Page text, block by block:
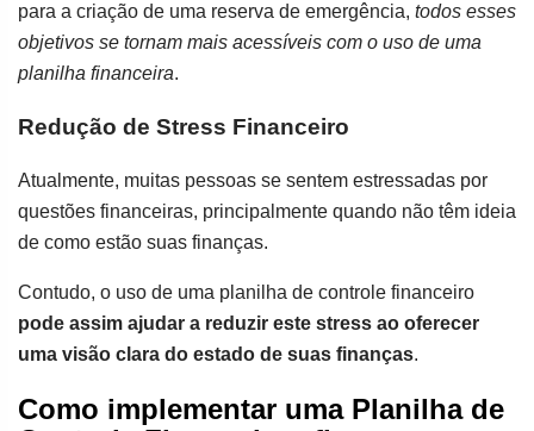
para a criação de uma reserva de emergência, todos esses
objetivos se tornam mais acessíveis com o uso de uma
planilha financeira.
Redução de Stress Financeiro
Atualmente, muitas pessoas se sentem estressadas por
questões financeiras, principalmente quando não têm ideia
de como estão suas finanças.
Contudo, o uso de uma planilha de controle financeiro
pode assim ajudar a reduzir este stress ao oferecer
uma visão clara do estado de suas finanças.
Como implementar uma Planilha de